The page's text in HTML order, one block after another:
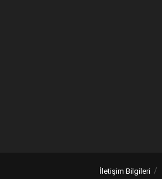
İletişim Bilgileri